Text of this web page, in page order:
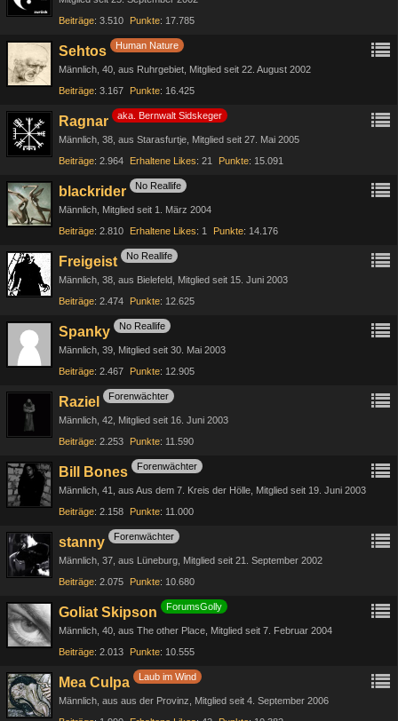
Beiträge 3.510 Punkte 17.785
Sehtos Human Nature
Männlich 40 aus Ruhrgebiet Mitglied seit 22. August 2002
Beiträge 3.167 Punkte 16.425
Ragnar aka. Bernwalt Sidskeger
Männlich 38 aus Starasfurtje Mitglied seit 27. Mai 2005
Beiträge 2.964 Erhaltene Likes 21 Punkte 15.091
blackrider No Reallife
Männlich Mitglied seit 1. März 2004
Beiträge 2.810 Erhaltene Likes 1 Punkte 14.176
Freigeist No Reallife
Männlich 38 aus Bielefeld Mitglied seit 15. Juni 2003
Beiträge 2.474 Punkte 12.625
Spanky No Reallife
Männlich 39 Mitglied seit 30. Mai 2003
Beiträge 2.467 Punkte 12.905
Raziel Forenwächter
Männlich 42 Mitglied seit 16. Juni 2003
Beiträge 2.253 Punkte 11.590
Bill Bones Forenwächter
Männlich 41 aus Aus dem 7. Kreis der Hölle Mitglied seit 19. Juni 2003
Beiträge 2.158 Punkte 11.000
stanny Forenwächter
Männlich 37 aus Lüneburg Mitglied seit 21. September 2002
Beiträge 2.075 Punkte 10.680
Goliat Skipson ForumsGolly
Männlich 40 aus The other Place Mitglied seit 7. Februar 2004
Beiträge 2.013 Punkte 10.555
Mea Culpa Laub im Wind
Männlich aus aus der Provinz
Mitglied seit 4. September 2006